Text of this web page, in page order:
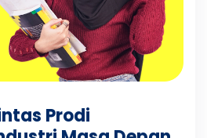
Prodi